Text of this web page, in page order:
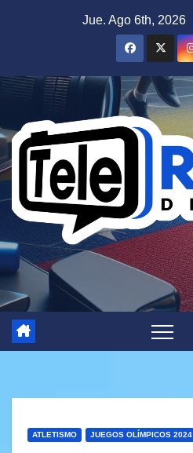
Jue. Ago 6th, 2026
ATLETISMO JUEGOS OLÍMPICOS 2024